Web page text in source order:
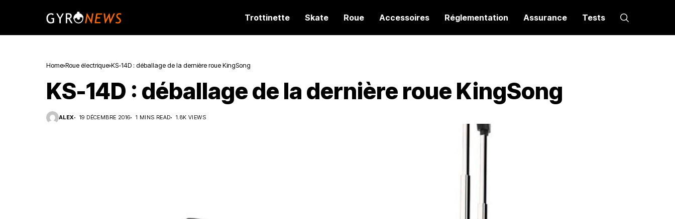
Trottinette Skate Roue Accessoires Réglementation Assurance Tests
Home Roue électrique KS-14D : déballage de la dernière roue KingSong
KS-14D : déballage de la dernière roue KingSong
ALEX 19 DÉCEMBRE 2016 1 MINS READ 1.8K VIEWS